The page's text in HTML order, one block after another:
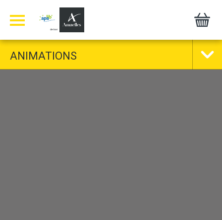
ANIMATIONS
Panneau de gestion des cookies